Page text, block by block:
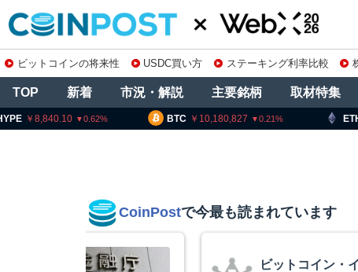
ビットコインの将来性 USDC買い方 ステーキング利率比較
TOP 新着 市況・解説 主要銘柄 取材特集
BTC 10,180,827 0.21 ETH
8,840.10 0.62
CoinPostで今最も読まれています
ビットコイン・